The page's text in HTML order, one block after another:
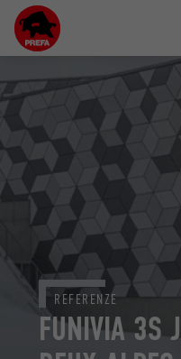
FUNIVIA 3S
REFERENZE